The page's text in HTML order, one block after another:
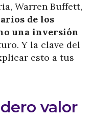
Warren Buffett,
de los
una inversión
Y la clave del
esto a tus
valor